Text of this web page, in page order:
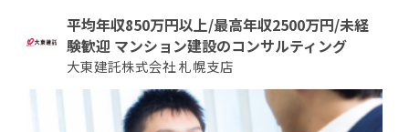
平均年収850万円以上/最高年収2500万円/未経
験歓迎 マンション建設のコンサルティング
大東建託株式会社 札幌支店